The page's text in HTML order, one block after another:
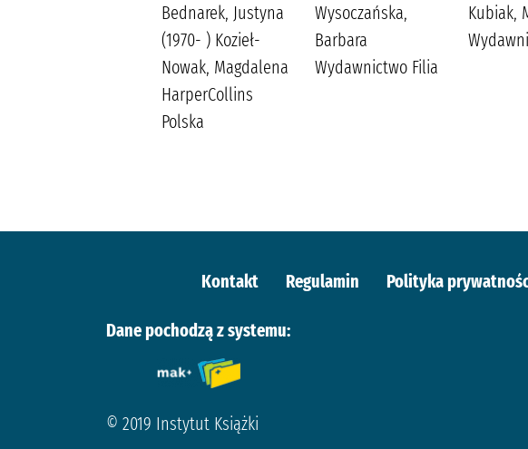
Bednarek, Justyna
(1970- ) Kozieł-
Nowak, Magdalena
HarperCollins
Polska
Wysoczańska,
Barbara
Wydawnictwo Filia
Kubiak,
Kontakt Regulamin Polityka
Dane pochodzą z systemu:
© 2019 Instytut Książki